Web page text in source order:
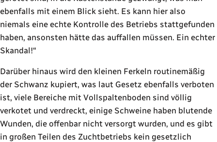
ebenfalls mit einem Blick sieht. Es kann hier also
niemals eine echte Kontrolle des Betriebs stattgefunden
haben, ansonsten hätte das auffallen müssen. Ein echter
Skandal!
Darüber hinaus wird den kleinen Ferkeln routinemäßig
der Schwanz kupiert, was laut Gesetz ebenfalls verboten
ist, viele Bereiche mit Vollspaltenboden sind völlig
verkotet und verdreckt, einige Schweine haben blutende
Wunden, die offenbar nicht versorgt wurden, und es gibt
in großen Teilen des Zuchtbetriebs kein gesetzlich